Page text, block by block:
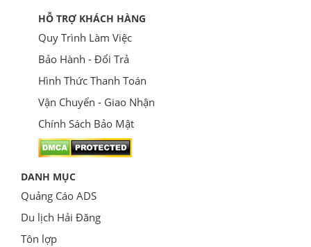
HỖ TRỢ KHÁCH HÀNG
Quy Trình Làm Việc
Bảo Hành - Đổi Trả
Hình Thức Thanh Toán
Vận Chuyển - Giao Nhận
Chính Sách Bảo Mật
DANH MỤC
Quảng Cáo ADS
Du lịch Hải Đăng
Tôn lợp